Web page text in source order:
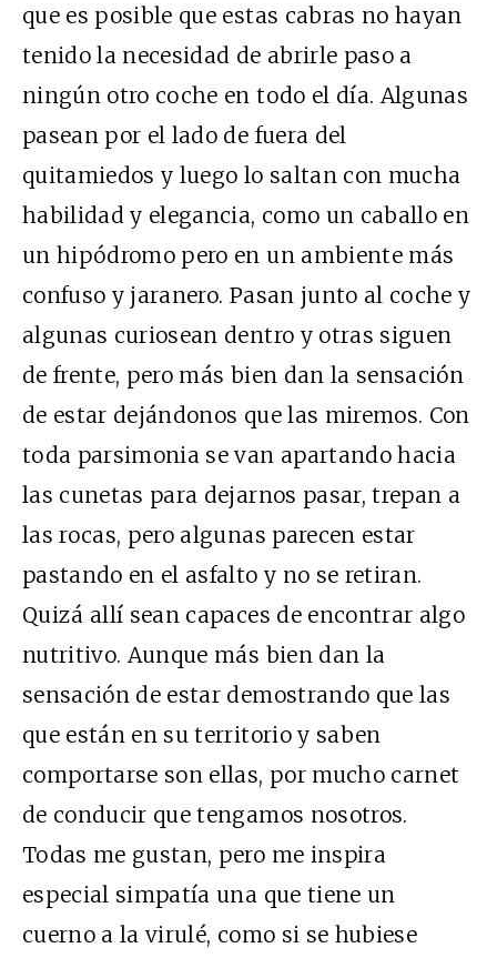
que es posible que estas cabras no hayan
tenido la necesidad de abrirle paso a
ningún otro coche en todo el día. Algunas
pasean por el lado de fuera del
quitamiedos y luego lo saltan con mucha
habilidad y elegancia, como un caballo en
un hipódromo pero en un ambiente más
confuso y jaranero. Pasan junto al coche y
algunas curiosean dentro y otras siguen
de frente, pero más bien dan la sensación
de estar dejándonos que las miremos. Con
toda parsimonia se van apartando hacia
las cunetas para dejarnos pasar, trepan a
las rocas, pero algunas parecen estar
pastando en el asfalto y no se retiran.
Quizá allí sean capaces de encontrar algo
nutritivo. Aunque más bien dan la
sensación de estar demostrando que las
que están en su territorio y saben
comportarse son ellas, por mucho carnet
de conducir que tengamos nosotros.
Todas me gustan, pero me inspira
especial simpatía una que tiene un
cuerno a la virulé, como si se hubiese